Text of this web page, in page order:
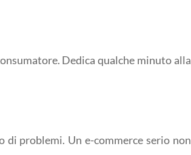
Dedica qualche minuto alla
di problemi. Un e-commerce serio non